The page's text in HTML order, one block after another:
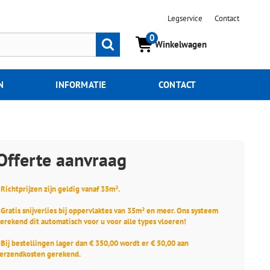
Legservice Contact
0
Winkelwagen
Zoeken
INFORMATIE CONTACT
aanvraag
zijn geldig vanaf 35m².
snijverlies bij oppervlaktes van 35m² en meer. Ons systeem
dit automatisch voor u voor alle types vloeren!
bestellingen lager dan € 350,00 wordt er € 50,00 aan
gerekend.